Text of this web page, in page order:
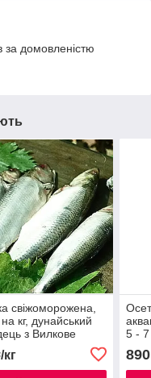
за домовленістю
свіжоморожена,
кг, дунайський
з Вилкове
5 - 7
890